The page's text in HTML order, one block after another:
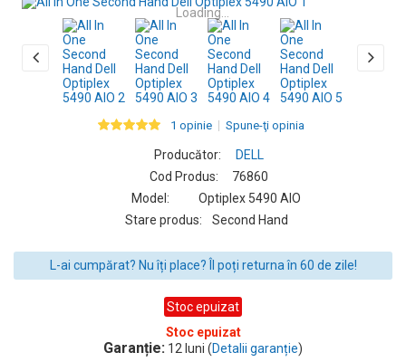
Loading...
1 opinie Spune-ţi opinia
Producător:
DELL
Cod Produs:
76860
Model:
Optiplex 5490 AIO
Stare produs:
Second Hand
L-ai cumpărat? Nu îți place? Îl poți returna în 60 de zile!
Stoc epuizat
Stoc epuizat
Garanție: 12 luni (Detalii garanție)